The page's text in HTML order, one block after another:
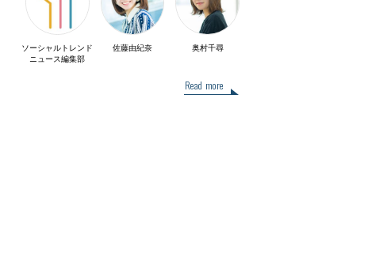
ソーシャルトレンド
ニュース編集部
佐藤由紀奈 奥村千尋
Read more